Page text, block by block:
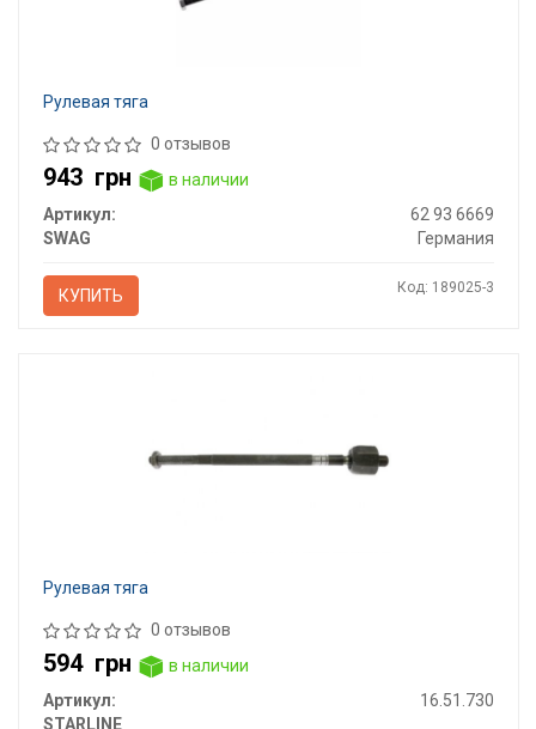
Рулевая тяга
0 отзывов
943 грн
в наличии
Артикул:
62 93 6669
SWAG
Германия
КУПИТЬ Код: 189025-3
Рулевая тяга
0 отзывов
594 грн
в наличии
Артикул:
16.51.730
STARLINE